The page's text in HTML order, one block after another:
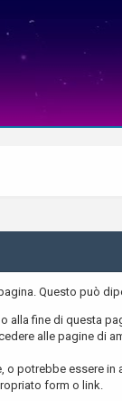
Questo può
alla fine di questa
alle pagine di
potrebbe essere in
form o link.